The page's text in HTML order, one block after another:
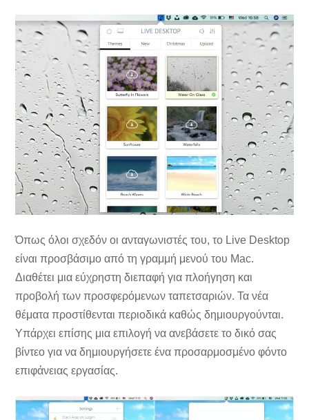
Όπως όλοι σχεδόν οι ανταγωνιστές του, το Live Desktop
είναι προσβάσιμο από τη γραμμή μενού του Mac.
Διαθέτει μια εύχρηστη διεπαφή για πλοήγηση και
προβολή των προσφερόμενων ταπετσαριών. Τα νέα
θέματα προστίθενται περιοδικά καθώς δημιουργούνται.
Υπάρχει επίσης μια επιλογή να ανεβάσετε το δικό σας
βίντεο για να δημιουργήσετε ένα προσαρμοσμένο φόντο
επιφάνειας εργασίας.